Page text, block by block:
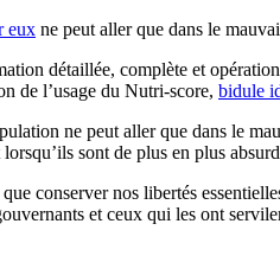
eux ne peut aller que dans le
détaillée, complète et
de l’usage du Nutri-score, bidule
ne peut aller que dans le
sont de plus en plus
conserver nos libertés
et ceux qui les ont